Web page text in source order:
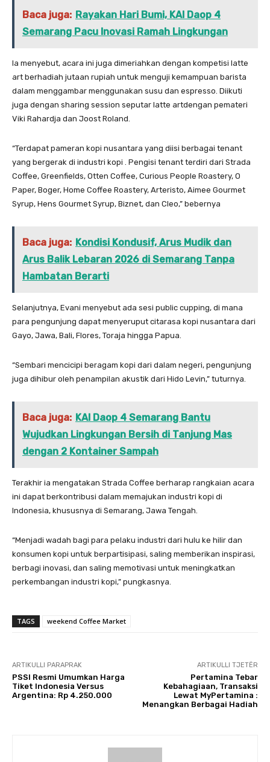
Baca juga: Rayakan Hari Bumi, KAI Daop 4
Semarang Pacu Inovasi Ramah Lingkungan
Ia menyebut, acara ini juga dimeriahkan dengan kompetisi latte
art berhadiah jutaan rupiah untuk menguji kemampuan barista
dalam menggambar menggunakan susu dan espresso. Diikuti
juga dengan sharing session seputar latte artdengan pemateri
Viki Rahardja dan Joost Roland.
“Terdapat pameran kopi nusantara yang diisi berbagai tenant
yang bergerak di industri kopi . Pengisi tenant terdiri dari Strada
Coffee, Greenfields, Otten Coffee, Curious People Roastery, O
Paper, Boger, Home Coffee Roastery, Arteristo, Aimee Gourmet
Syrup, Hens Gourmet Syrup, Biznet, dan Cleo,” bebernya
Baca juga: Kondisi Kondusif, Arus Mudik dan
Arus Balik Lebaran 2026 di Semarang Tanpa
Hambatan Berarti
Selanjutnya, Evani menyebut ada sesi public cupping, di mana
para pengunjung dapat menyeruput citarasa kopi nusantara dari
Gayo, Jawa, Bali, Flores, Toraja hingga Papua.
“Sembari mencicipi beragam kopi dari dalam negeri, pengunjung
juga dihibur oleh penampilan akustik dari Hido Levin,” tuturnya.
Baca juga: KAI Daop 4 Semarang Bantu
Wujudkan Lingkungan Bersih di Tanjung Mas
dengan 2 Kontainer Sampah
Terakhir ia mengatakan Strada Coffee berharap rangkaian acara
ini dapat berkontribusi dalam memajukan industri kopi di
Indonesia, khususnya di Semarang, Jawa Tengah.
“Menjadi wadah bagi para pelaku industri dari hulu ke hilir dan
konsumen kopi untuk berpartisipasi, saling memberikan inspirasi,
berbagi inovasi, dan saling memotivasi untuk meningkatkan
perkembangan industri kopi,” pungkasnya.
TAGS weekend Coffee Market
ARTIKULLI PARAPRAK
PSSI Resmi Umumkan Harga
Tiket Indonesia Versus
Argentina: Rp 4.250.000
ARTIKULLI TJETËR
Pertamina Tebar
Kebahagiaan, Transaksi
Lewat MyPertamina :
Menangkan Berbagai Hadiah